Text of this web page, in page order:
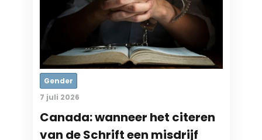
Gender
7 juli 2026
Canada: wanneer het citeren
van de Schrift een misdrijf